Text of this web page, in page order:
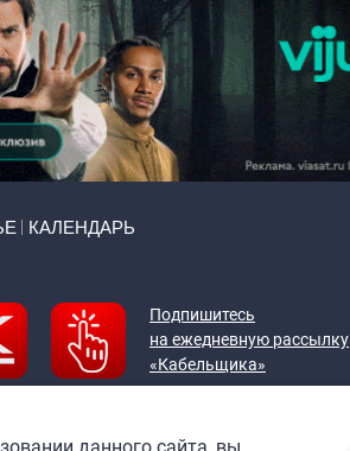
КАЛЕНДАРЬ
Подпишитесь
на ежедневную рассылку
«Кабельщика»